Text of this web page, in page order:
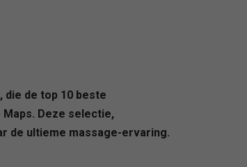
die de top 10 beste
Deze selectie,
de ultieme massage-ervaring.